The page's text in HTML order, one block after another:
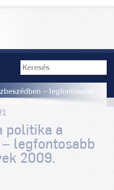
– legfontosabb
- Forsense
politika a
– legfontosabb
2009.